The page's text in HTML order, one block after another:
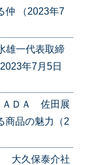
仲 （2023年7
雄一代表取締
年7月5日
ＡＤＡ 佐田展
商品の魅力（2
大久保泰介社